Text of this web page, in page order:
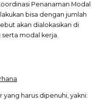
Penanaman Modal
bisa dengan jumlah
akan dialokasikan di
serta modal kerja.
yang harus dipenuhi, yakni: